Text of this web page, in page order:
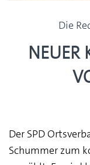
Die
Neuer
Der SPD
Schummer zum